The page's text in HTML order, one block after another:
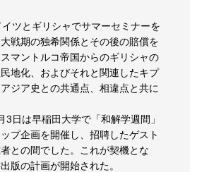
ツとギリシャでサマーセミナーを
戦期の独希関係とその後の賠償を
マントルコ帝国からのギリシャの
地化、およびそれと関連したキプ
ジア史との共通点、相違点と共に
日は早稲田大学で「和解学週間」
プ企画を開催し、招聘したゲスト
との間でした。これが契機とな
版の計画が開始された。